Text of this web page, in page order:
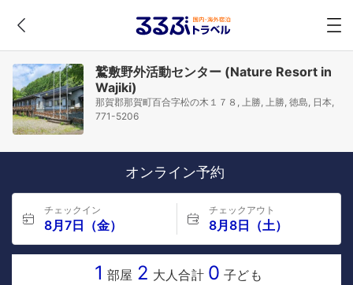
鷲敷野外活動センター (Nature Resort in
Wajiki)
那賀郡那賀町百合字松の木１７８, 上勝, 上勝, 徳島, 日本,
771-5206
オンライン予約
チェックイン
8月7日（金）
チェックアウト
8月8日（土）
1 部屋 2 大人合計 0 子ども